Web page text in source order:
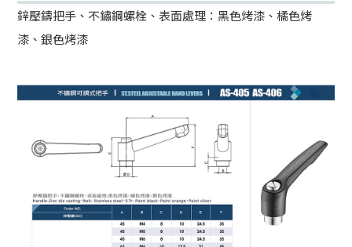
鋅壓鑄把手、不鏽鋼螺栓、表面處理：黑色烤漆、橘色烤
漆、銀色烤漆